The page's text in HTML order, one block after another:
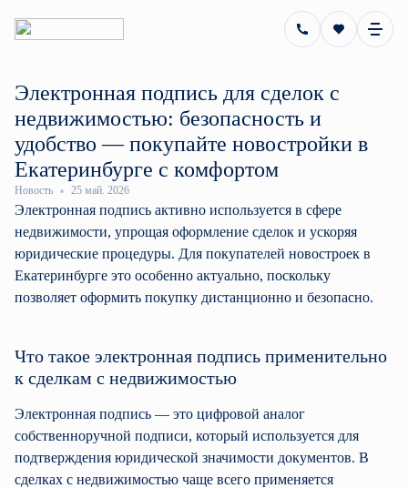
+7 (343) 311-51-90+7 (343) 311-41-67 +7 (343) 357-92-18 +7 (343)
Электронная подпись для сделок с
недвижимостью: безопасность и
удобство — покупайте новостройки в
Екатеринбурге с комфортом
Новость 25 май. 2026
Электронная подпись активно используется в сфере
недвижимости, упрощая оформление сделок и ускоряя
юридические процедуры. Для покупателей новостроек в
Екатеринбурге это особенно актуально, поскольку
позволяет оформить покупку дистанционно и безопасно.
Что такое электронная подпись применительно
к сделкам с недвижимостью
Электронная подпись — это цифровой аналог
собственноручной подписи, который используется для
подтверждения юридической значимости документов. В
сделках с недвижимостью чаще всего применяется